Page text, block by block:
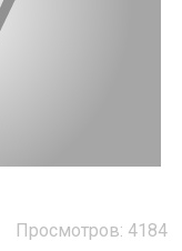
Просмотров: 4184